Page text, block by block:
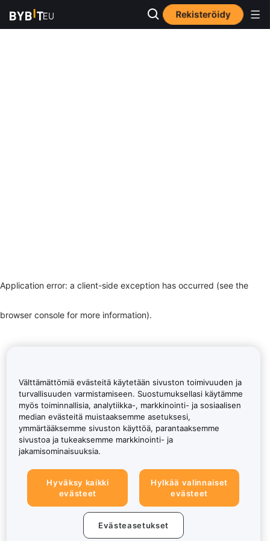
Rekisteröidy
Application error: a client-side exception has occurred (see the
browser console for more information).
Välttämättömiä evästeitä käytetään sivuston toimivuuden ja
turvallisuuden varmistamiseen. Suostumuksellasi käytämme
myös toiminnallisia, analytiikka-, markkinointi- ja sosiaalisen
median evästeitä muistaaksemme asetuksesi,
ymmärtääksemme sivuston käyttöä, parantaaksemme
sivustoa ja tukeaksemme markkinointi- ja
jakamisominaisuuksia.
Hyväksy kaikki
evästeet
Hylkää valinnaiset
evästeet
Evästeasetukset